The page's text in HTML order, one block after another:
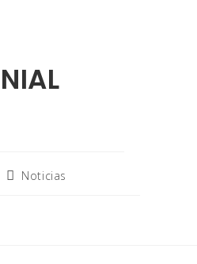
Noticias